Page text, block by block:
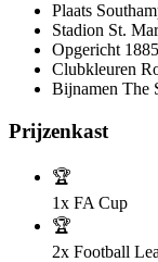
Plaats
Stadion St.
Opgericht 1885
Clubkleuren
Bijnamen The
Prijzenkast
🏆
1x FA Cup
🏆
2x Football